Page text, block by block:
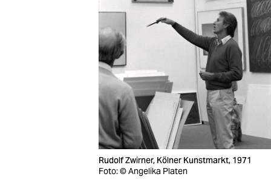
Rudolf Zwirner, Kölner Kunstmarkt, 1971
Foto: © Angelika Platen